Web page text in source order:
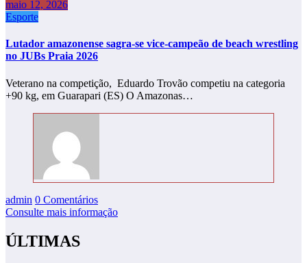
maio 12, 2026
Esporte
Lutador amazonense sagra-se vice-campeão de beach wrestling
no JUBs Praia 2026
Veterano na competição, Eduardo Trovão competiu na categoria
+90 kg, em Guarapari (ES) O Amazonas…
admin 0 Comentários
Consulte mais informação
ÚLTIMAS